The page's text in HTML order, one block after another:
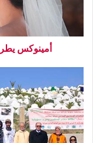
أمينوكس